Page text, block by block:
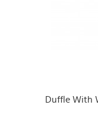
Duffle With